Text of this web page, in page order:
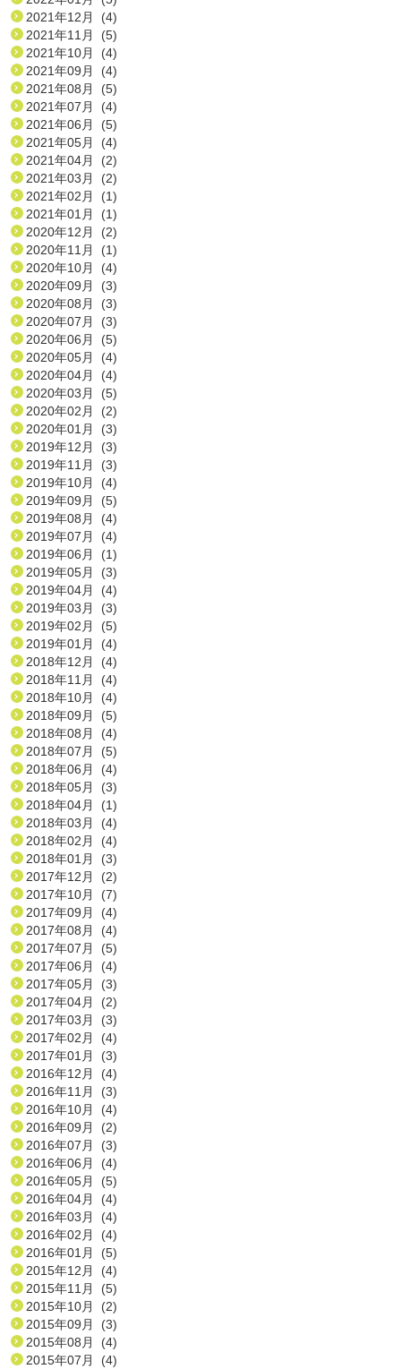
2021年12月 (4)
2021年11月 (5)
2021年10月 (4)
2021年09月 (4)
2021年08月 (5)
2021年07月 (4)
2021年06月 (5)
2021年05月 (4)
2021年04月 (2)
2021年03月 (2)
2021年02月 (1)
2021年01月 (1)
2020年12月 (2)
2020年11月 (1)
2020年10月 (4)
2020年09月 (3)
2020年08月 (3)
2020年07月 (3)
2020年06月 (5)
2020年05月 (4)
2020年04月 (4)
2020年03月 (5)
2020年02月 (2)
2020年01月 (3)
2019年12月 (3)
2019年11月 (3)
2019年10月 (4)
2019年09月 (5)
2019年08月 (4)
2019年07月 (4)
2019年06月 (1)
2019年05月 (3)
2019年04月 (4)
2019年03月 (3)
2019年02月 (5)
2019年01月 (4)
2018年12月 (4)
2018年11月 (4)
2018年10月 (4)
2018年09月 (5)
2018年08月 (4)
2018年07月 (5)
2018年06月 (4)
2018年05月 (3)
2018年04月 (1)
2018年03月 (4)
2018年02月 (4)
2018年01月 (3)
2017年12月 (2)
2017年10月 (7)
2017年09月 (4)
2017年08月 (4)
2017年07月 (5)
2017年06月 (4)
2017年05月 (3)
2017年04月 (2)
2017年03月 (3)
2017年02月 (4)
2017年01月 (3)
2016年12月 (4)
2016年11月 (3)
2016年10月 (4)
2016年09月 (2)
2016年07月 (3)
2016年06月 (4)
2016年05月 (5)
2016年04月 (4)
2016年03月 (4)
2016年02月 (4)
2016年01月 (5)
2015年12月 (4)
2015年11月 (5)
2015年10月 (2)
2015年09月 (3)
2015年08月 (4)
2015年07月 (4)